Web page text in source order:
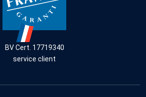
BV Cert. 17719340
service client